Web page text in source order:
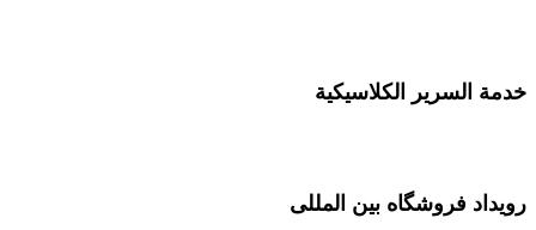
خدمة السرير الكلاسيكية
رویداد فروشگاه بین المللی